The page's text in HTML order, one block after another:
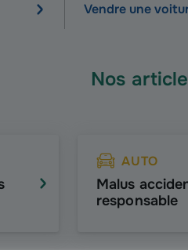
Vendre une
Nos
AUTO
Malus
responsable